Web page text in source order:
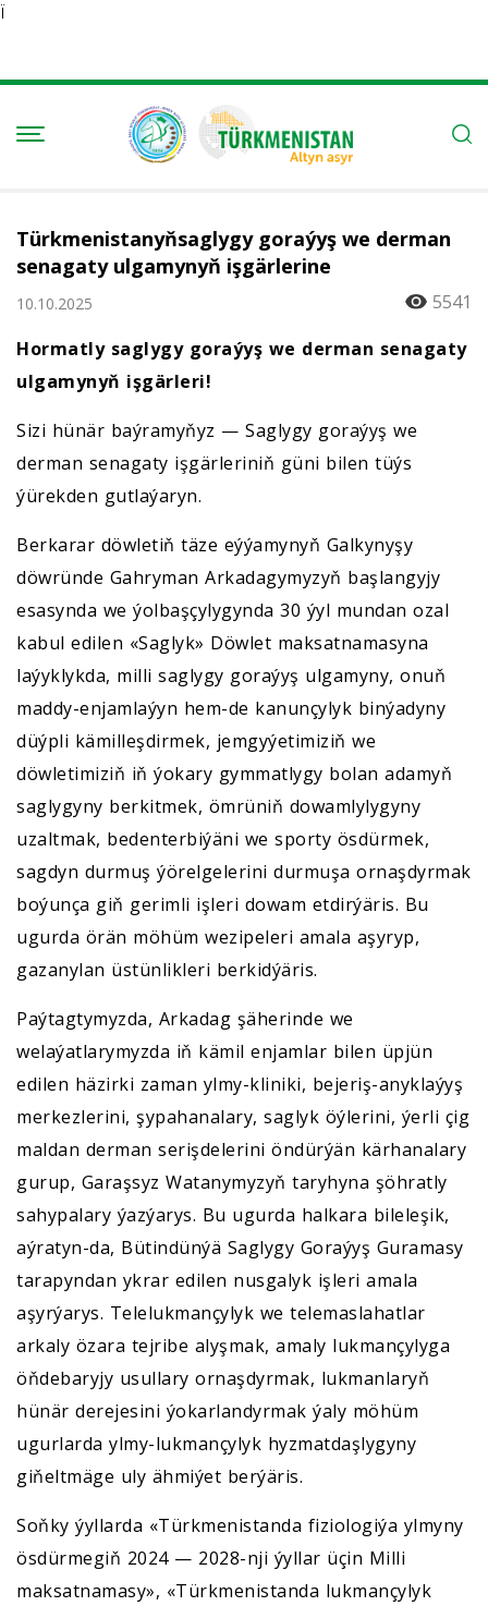
Ï
Türkmenistanyňsaglygy goraýyş we derman
senagaty ulgamynyň işgärlerine
10.10.2025
5541
Hormatly saglygy goraýyş we derman senagaty
ulgamynyň işgärleri!
Sizi hünär baýramyňyz — Saglygy goraýyş we
derman senagaty işgärleriniň güni bilen tüýs
ýürekden gutlaýaryn.
Berkarar döwletiň täze eýýamynyň Galkynyşy
döwründe Gahryman Arkadagymyzyň başlangyjy
esasynda we ýolbaşçylygynda 30 ýyl mundan ozal
kabul edilen «Saglyk» Döwlet maksatnamasyna
laýyklykda, milli saglygy goraýyş ulgamyny, onuň
maddy-enjamlaýyn hem-de kanunçylyk binýadyny
düýpli kämilleşdirmek, jemgyýetimiziň we
döwletimiziň iň ýokary gymmatlygy bolan adamyň
saglygyny berkitmek, ömrüniň dowamlylygyny
uzaltmak, bedenterbiýäni we sporty ösdürmek,
sagdyn durmuş ýörelgelerini durmuşa ornaşdyrmak
boýunça giň gerimli işleri dowam etdirýäris. Bu
ugurda örän möhüm wezipeleri amala aşyryp,
gazanylan üstünlikleri berkidýäris.
Paýtagtymyzda, Arkadag şäherinde we
welaýatlarymyzda iň kämil enjamlar bilen üpjün
edilen häzirki zaman ylmy-kliniki, bejeriş-anyklaýyş
merkezlerini, şypahanalary, saglyk öýlerini, ýerli çig
maldan derman serişdelerini öndürýän kärhanalary
gurup, Garaşsyz Watanymyzyň taryhyna şöhratly
sahypalary ýazýarys. Bu ugurda halkara bileleşik,
aýratyn-da, Bütindünýä Saglygy Goraýyş Guramasy
tarapyndan ykrar edilen nusgalyk işleri amala
aşyrýarys. Telelukmançylyk we telemaslahatlar
arkaly özara tejribe alyşmak, amaly lukmançylyga
öňdebaryjy usullary ornaşdyrmak, lukmanlaryň
hünär derejesini ýokarlandyrmak ýaly möhüm
ugurlarda ylmy-lukmançylyk hyzmatdaşlygyny
giňeltmäge uly ähmiýet berýäris.
Soňky ýyllarda «Türkmenistanda fiziologiýa ylmyny
ösdürmegiň 2024 — 2028-nji ýyllar üçin Milli
maksatnamasy», «Türkmenistanda lukmançylyk